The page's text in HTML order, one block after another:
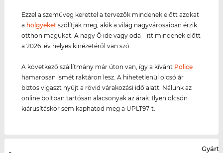
Ezzel a szemüveg kerettel a tervezők mindenek előtt azokat
a hölgyeket szólítják meg, akik a világ nagyvárosaiban érzik
otthon magukat. A nagy Ő ide vagy oda – itt mindenek előtt
a 2026. év helyes kinézetéről van szó.
A következő szállítmány már úton van, így a kívánt Police
hamarosan ismét raktáron lesz. A hihetetlenül olcsó ár
biztos vigaszt nyújt a rövid várakozási idő alatt. Nálunk az
online boltban tartósan alacsonyak az árak. Ilyen olcsón
kiárusításkor sem kaphatod meg a UPLT97-t.